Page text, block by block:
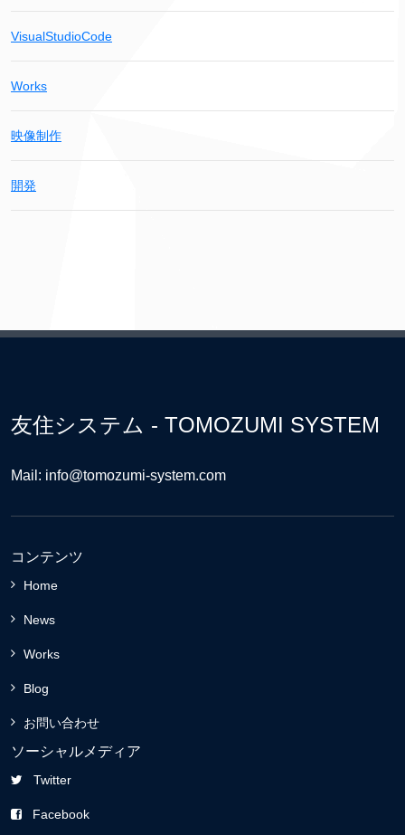
VisualStudioCode
Works
映像制作
開発
友住システム - TOMOZUMI SYSTEM
Mail: info@tomozumi-system.com
コンテンツ
Home
News
Works
Blog
お問い合わせ
ソーシャルメディア
Twitter
Facebook